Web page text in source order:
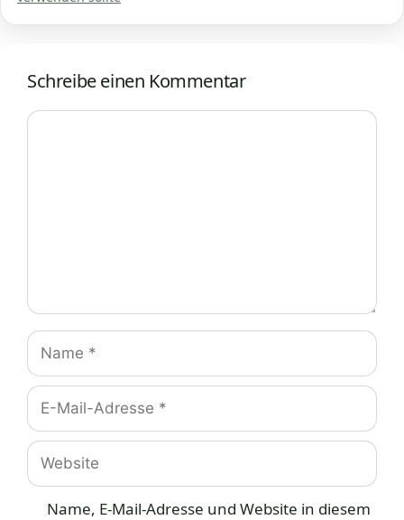
Schreibe einen Kommentar
Kommentar
Name
E-
Mail-
Adresse
Website
Name, E-Mail-Adresse und Website in diesem